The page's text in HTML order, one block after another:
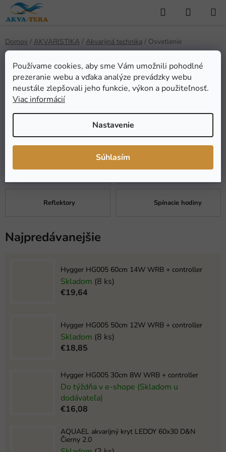
Používame cookies, aby sme Vám umožnili pohodlné
prezeranie webu a vďaka analýze prevádzky webu
neustále zlepšovali jeho funkcie, výkon a použiteľnosť.
Viac informácií
Nastavenie
Súhlasím
Prejsť
na
Hľadať
Domov / AKVARISTIKA / Akvarijná technika / Osvetlenie
Osvetlenie
Telesá - rampy
Príslušenstvo Stmievače
Kryty Výbojky
Reflektory Spínacie hodiny
Najpredávanejšie
Hygger HG005 60cm 14W WRB + controller
Skladom (8 ks)
€19,64
Hygger HG005 50cm 12W WRB + controller
Skladom (8 ks)
€18,85
Hygger HG005 30cm 8W WRB + controller
Do týždňa v e-shope (Skladom u
dodávateľa)
€16,08
AQUAEL akvarijný kryt LEDDY 60x30 D&N
Čierny 2.0